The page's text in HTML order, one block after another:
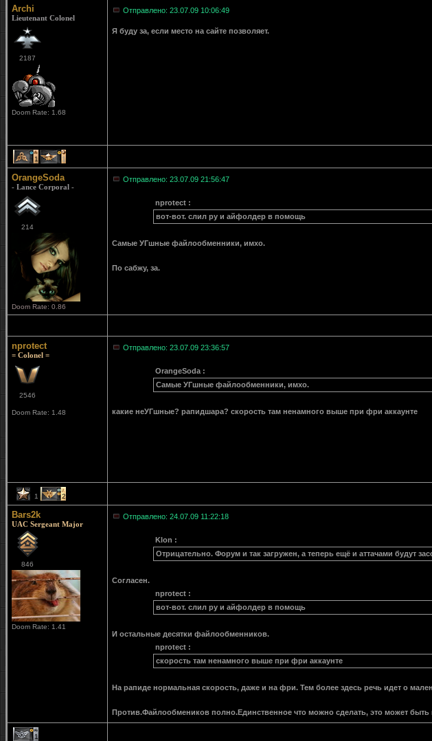
Archi
Lieutenant Colonel
2187
Doom Rate: 1.68
Отправлено: 23.07.09 10:06:49
Я буду за, если место на сайте позволяет.
1 1
OrangeSoda
- Lance Corporal -
214
Doom Rate: 0.86
Отправлено: 23.07.09 21:56:47
nprotect :
вот-вот. слил ру и айфолдер в помощь
Самые УГшные файлообменники, имхо.
По сабжу, за.
nprotect
= Colonel =
2546
Doom Rate: 1.48
Отправлено: 23.07.09 23:36:57
OrangeSoda :
Самые УГшные файлообменники, имхо.
какие неУГшные? рапидшара? скорость там ненамного выше при фри аккаунте
1 2
Bars2k
UAC Sergeant Major
846
Doom Rate: 1.41
Отправлено: 24.07.09 11:22:18
Klon :
Отрицательно. Форум и так загружен, а теперь ещё и аттачами будут
Согласен.
nprotect :
вот-вот. слил ру и айфолдер в помощь
И остальные десятки файлообменников.
nprotect :
скорость там ненамного выше при фри аккаунте
На рапиде нормальная скорость, даже и на фри. Тем более здесь речь идет о
Против.Файлообмеников полно.Единственное что можно сделать, это может
1